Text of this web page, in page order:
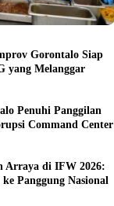
Gorontalo Siap
yang Melanggar
Penuhi Panggilan
Command Center
Arraya di IFW 2026:
Panggung Nasional